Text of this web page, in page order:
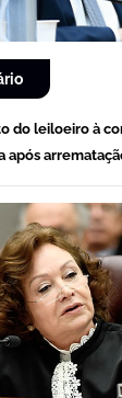
do leiloeiro à
após